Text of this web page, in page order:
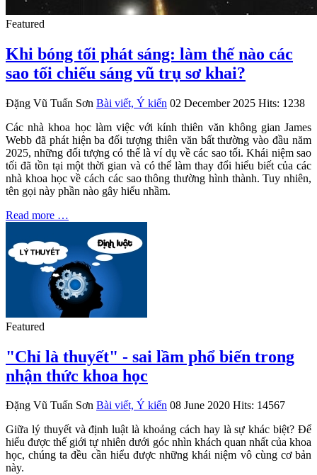
Featured
Khi bóng tối phát sáng: làm thế nào các
sao tối chiếu sáng vũ trụ sơ khai?
Đặng Vũ Tuấn Sơn Bài viết, Ý kiến 02 December 2025 Hits: 1238
Các nhà khoa học làm việc với kính thiên văn không gian James
Webb đã phát hiện ba đối tượng thiên văn bất thường vào đầu năm
2025, những đối tượng có thể là ví dụ về các sao tối. Khái niệm sao
tối đã tồn tại một thời gian và có thể làm thay đổi hiểu biết của các
nhà khoa học về cách các sao thông thường hình thành. Tuy nhiên,
tên gọi này phần nào gây hiểu nhầm.
Read more …
Featured
"Chỉ là thuyết" - sai lầm phổ biến trong
nhận thức khoa học
Đặng Vũ Tuấn Sơn Bài viết, Ý kiến 08 June 2020 Hits: 14567
Giữa lý thuyết và định luật là khoảng cách hay là sự khác biệt? Để
hiểu được thế giới tự nhiên dưới góc nhìn khách quan nhất của khoa
học, chúng ta đều cần hiểu được những khái niệm vô cùng cơ bản
này.